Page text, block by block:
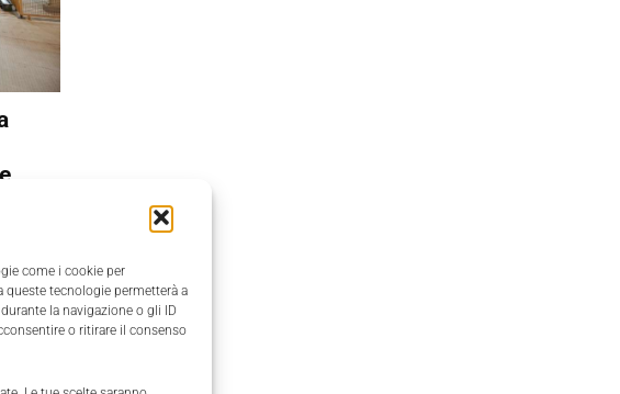
come i cookie per
tecnologie permetterà a
la navigazione o gli ID
o ritirare il consenso